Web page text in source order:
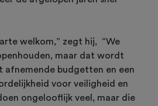
welkom,” zegt hij, “We
maar dat wordt
afnemende budgetten en een
voor veiligheid en
ongelooflijk veel, maar die